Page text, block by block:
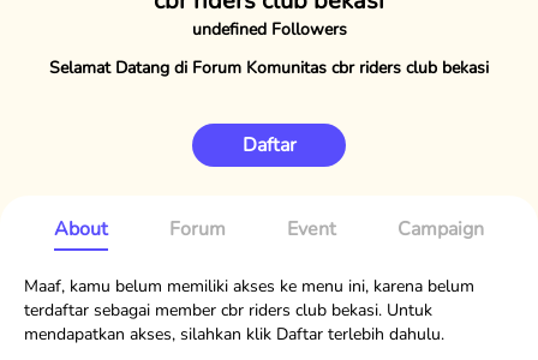
undefined Followers
Selamat Datang di Forum Komunitas cbr riders club bekasi
Daftar
About Forum Event Campaign
Maaf, kamu belum memiliki akses ke menu ini, karena belum
terdaftar sebagai member cbr riders club bekasi. Untuk
mendapatkan akses, silahkan klik Daftar terlebih dahulu.